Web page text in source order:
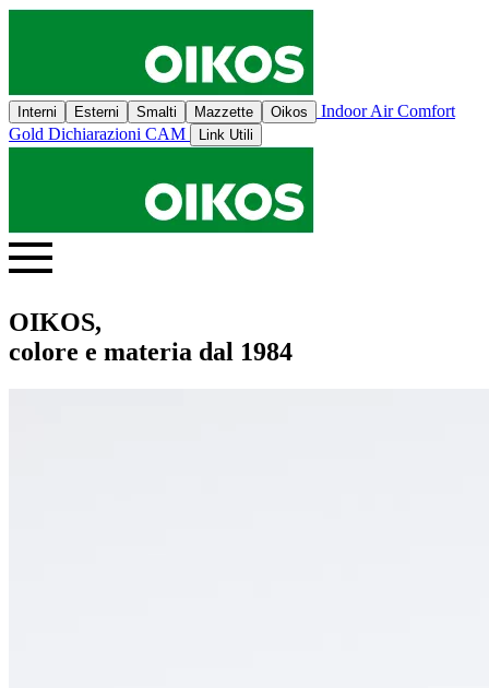
Interni Esterni Smalti Mazzette Oikos
Indoor Air Comfort
Gold Dichiarazioni CAM Link Utili
OIKOS,
colore e materia dal 1984